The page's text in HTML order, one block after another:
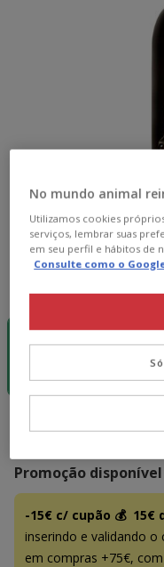
Formato:125 ml
125 ml
cupão 💰
(67.92€ / l)
Promoção disponível
-15€ c/ cupão 💰 15€
inserindo e validando o
em compras +75€,
Preço 8.49€, 67.92
8.49€ (67.92€ / l)
No mundo animal
Utilizamos cookies
serviços, lembrar suas
em seu perfil e hábitos de
Consulte como o